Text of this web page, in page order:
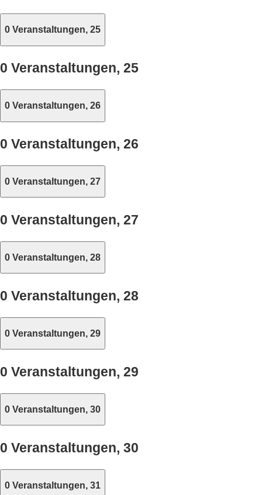
0 Veranstaltungen, 25
0 Veranstaltungen, 25
0 Veranstaltungen, 26
0 Veranstaltungen, 26
0 Veranstaltungen, 27
0 Veranstaltungen, 27
0 Veranstaltungen, 28
0 Veranstaltungen, 28
0 Veranstaltungen, 29
0 Veranstaltungen, 29
0 Veranstaltungen, 30
0 Veranstaltungen, 30
0 Veranstaltungen, 31